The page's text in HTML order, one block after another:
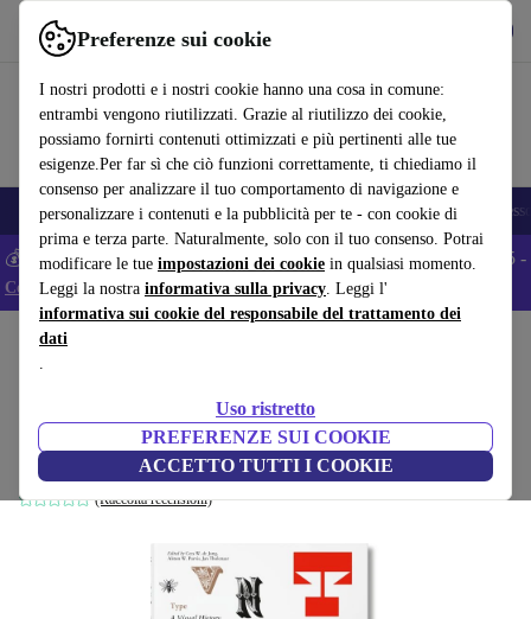
Preferenze sui cookie
I nostri prodotti e i nostri cookie hanno una cosa in comune:
entrambi vengono riutilizzati. Grazie al riutilizzo dei cookie,
possiamo fornirti contenuti ottimizzati e più pertinenti alle tue
esigenze.Per far sì che ciò funzioni correttamente, ti chiediamo il
consenso per analizzare il tuo comportamento di navigazione e
personalizzare i contenuti e la pubblicità per te - con cookie di
prima e terza parte. Naturalmente, solo con il tuo consenso. Potrai
modificare le tue impostazioni dei cookie in qualsiasi momento.
Leggi la nostra informativa sulla privacy. Leggi l'
informativa sui cookie del responsabile del trattamento dei
dati
.
Uso ristretto
PREFERENZE SUI COOKIE
ACCETTO TUTTI I COOKIE
Usa refurbed in modo rapido e semplice
🎒 Back to school Smartphone Portatili Tablet Smartwatch
💰 Extra -5% su tutti gli smartphone Android - Codice: ANDROID5 -
Condizioni
Home
Type. A Visual History of Typefaces &
Graphic Styles
bianco
(Raccolta recensioni)